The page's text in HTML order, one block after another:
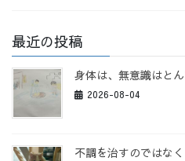
最近の投稿
身体は、無意識はと
2026-08-04
不調を治すのではな